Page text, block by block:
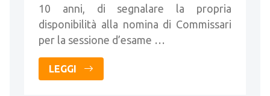
10 anni, di segnalare la propria
disponibilità alla nomina di Commissari
per la sessione d’esame …
LEGGI